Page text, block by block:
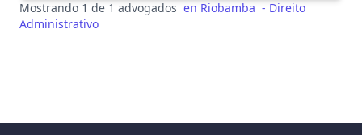
Mostrando 1 de 1 advogados en Riobamba - Direito
Administrativo